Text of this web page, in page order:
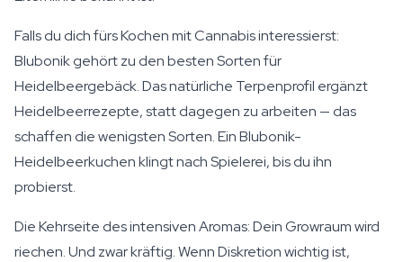
Falls du dich fürs Kochen mit Cannabis interessierst:
Blubonik gehört zu den besten Sorten für
Heidelbeergebäck. Das natürliche Terpenprofil ergänzt
Heidelbeerrezepte, statt dagegen zu arbeiten — das
schaffen die wenigsten Sorten. Ein Blubonik-
Heidelbeerkuchen klingt nach Spielerei, bis du ihn
probierst.
Die Kehrseite des intensiven Aromas: Dein Growraum wird
riechen. Und zwar kräftig. Wenn Diskretion wichtig ist,